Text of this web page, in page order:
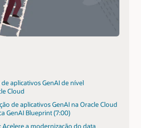
aplicativos GenAI de nível
Cloud
de aplicativos GenAI na Oracle Cloud
GenAI Blueprint (7:00)
Acelere a modernização do data